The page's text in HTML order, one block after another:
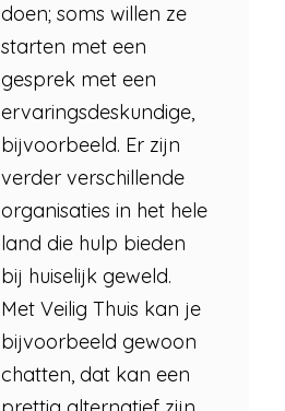
doen; soms willen ze
starten met een
gesprek met een
ervaringsdeskundige,
bijvoorbeeld. Er zijn
verder verschillende
organisaties in het hele
land die hulp bieden
bij huiselijk geweld.
Met Veilig Thuis kan je
bijvoorbeeld gewoon
chatten, dat kan een